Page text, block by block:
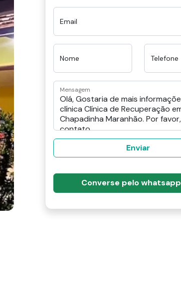
Email
Nome Telefone
Mensagem
Enviar
Converse pelo whatsapp